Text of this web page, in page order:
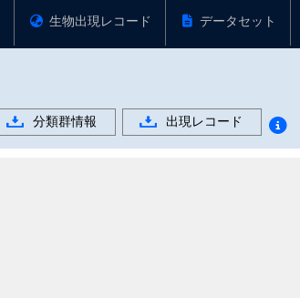
生物出現レコード データセット
分類群情報 出現レコード